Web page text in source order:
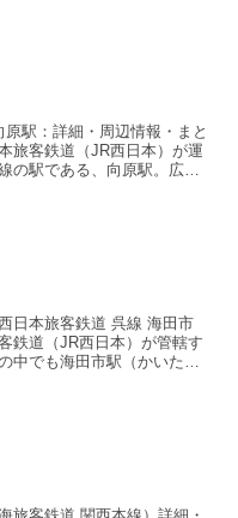
原駅：詳細・周辺情報・まと
旅客鉄道（JR西日本）が運
の駅である、向原駅。広島
日本旅客鉄道 呉線 海田市
鉄道（JR西日本）が管轄す
中でも海田市駅（かいたし